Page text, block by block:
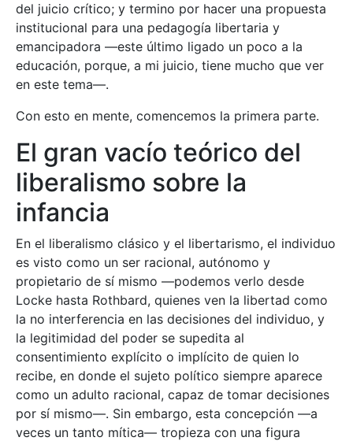
del juicio crítico; y termino por hacer una propuesta
institucional para una pedagogía libertaria y
emancipadora —este último ligado un poco a la
educación, porque, a mi juicio, tiene mucho que ver
en este tema—.
Con esto en mente, comencemos la primera parte.
El gran vacío teórico del
liberalismo sobre la
infancia
En el liberalismo clásico y el libertarismo, el individuo
es visto como un ser racional, autónomo y
propietario de sí mismo —podemos verlo desde
Locke hasta Rothbard, quienes ven la libertad como
la no interferencia en las decisiones del individuo, y
la legitimidad del poder se supedita al
consentimiento explícito o implícito de quien lo
recibe, en donde el sujeto político siempre aparece
como un adulto racional, capaz de tomar decisiones
por sí mismo—. Sin embargo, esta concepción —a
veces un tanto mítica— tropieza con una figura